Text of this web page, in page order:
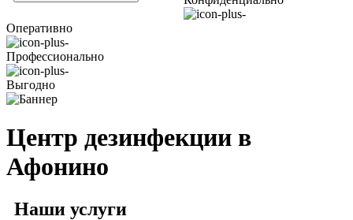
Оперативно
Профессионально
Выгодно
Центр дезинфекции в
Афонино
Наши услуги